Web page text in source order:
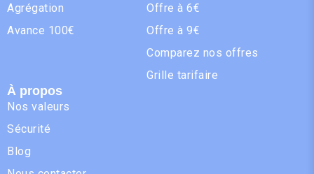
Agrégation
Avance 100€
Offre à 6€
Offre à 9€
Comparez nos offres
Grille tarifaire
À propos
Nos valeurs
Sécurité
Blog